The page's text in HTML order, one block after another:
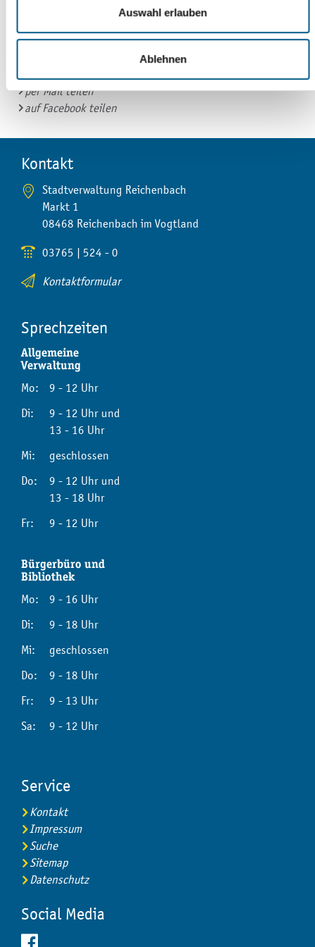
Auswahl erlauben
Ablehnen
per Mail teilen
auf Facebook teilen
Kontakt
Stadtverwaltung Reichenbach
Markt 1
08468 Reichenbach im Vogtland
03765 | 524 - 0
Kontaktformular
Sprechzeiten
Allgemeine
Verwaltung
Mo:
9 - 12 Uhr
Di:
9 - 12 Uhr und
13 - 16 Uhr
Mi:
geschlossen
Do:
9 - 12 Uhr und
13 - 18 Uhr
Fr:
9 - 12 Uhr
Bürgerbüro und
Bibliothek
Mo:
9 - 16 Uhr
Di:
9 - 18 Uhr
Mi:
geschlossen
Do:
9 - 18 Uhr
Fr:
9 - 13 Uhr
Sa:
9 - 12 Uhr
Service
Kontakt
Impressum
Suche
Sitemap
Datenschutz
Social Media